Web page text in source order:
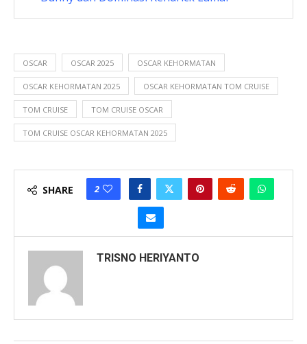
OSCAR OSCAR 2025 OSCAR KEHORMATAN
OSCAR KEHORMATAN 2025 OSCAR KEHORMATAN TOM CRUISE
TOM CRUISE TOM CRUISE OSCAR
TOM CRUISE OSCAR KEHORMATAN 2025
SHARE 2
TRISNO HERIYANTO